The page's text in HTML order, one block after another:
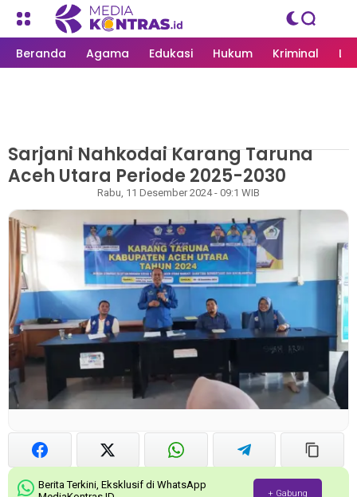
Beranda Agama Edukasi Hukum Kriminal
MEDIAKONTRAS.ID/ORGANISASI
Sarjani Nahkodai Karang Taruna
Aceh Utara Periode 2025-2030
Rabu, 11 Desember 2024 - 09:1 WIB
Berita Terkini, Eksklusif di WhatsApp
+ Gabung